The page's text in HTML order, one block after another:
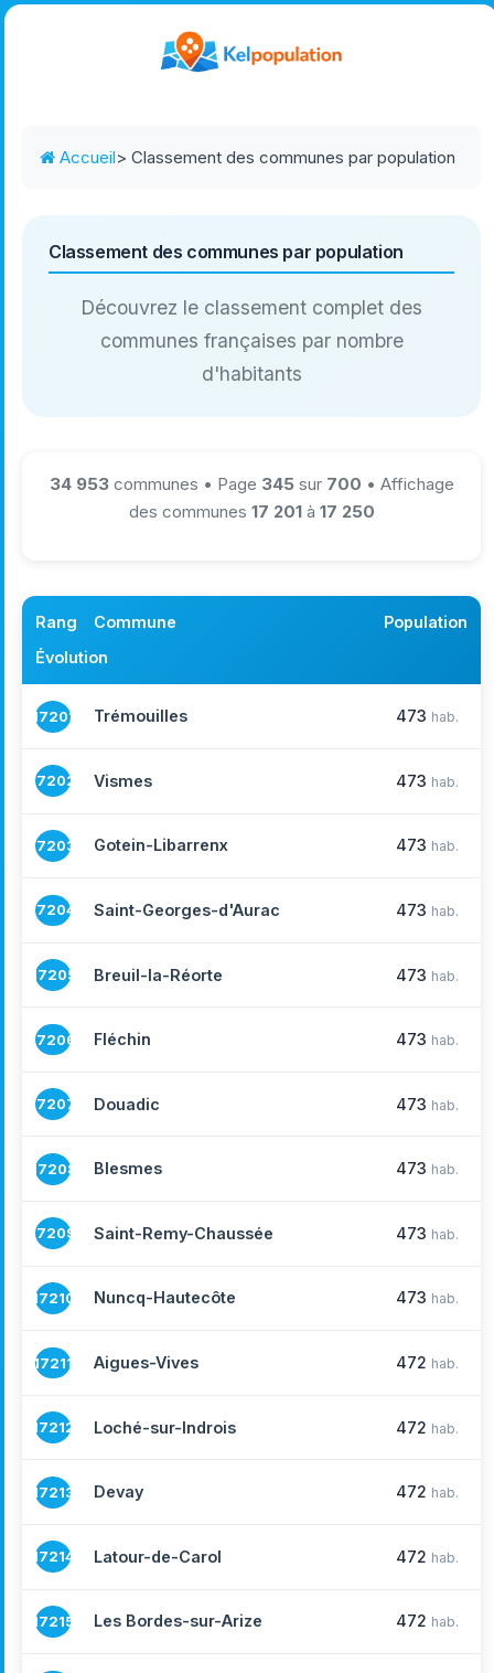
Accueil> Classement des communes par population
Classement des communes par population
Découvrez le classement complet des
communes françaises par nombre
d'habitants
34 953communes • Page 345sur 700 • Affichage
des communes 17 201à 17 250
Rang Commune
Population
Évolution
17201 Trémouilles 473 hab.
17202 Vismes 473 hab.
17203 Gotein-Libarrenx 473 hab.
17204 Saint-Georges-d'Aurac 473 hab.
17205 Breuil-la-Réorte 473 hab.
17206 Fléchin 473 hab.
17207 Douadic 473 hab.
17208 Blesmes 473 hab.
17209 Saint-Remy-Chaussée 473 hab.
17210 Nuncq-Hautecôte 473 hab.
17211 Aigues-Vives 472 hab.
17212 Loché-sur-Indrois 472 hab.
17213 Devay 472 hab.
17214 Latour-de-Carol 472 hab.
17215 Les Bordes-sur-Arize 472 hab.